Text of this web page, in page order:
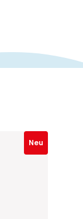
Neu